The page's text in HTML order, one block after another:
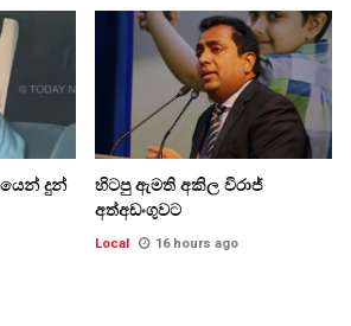
දුන්
හිටපු ඇමති අකිල විරාජ්
අත්අඩංගුවට
Local 16 hours ago